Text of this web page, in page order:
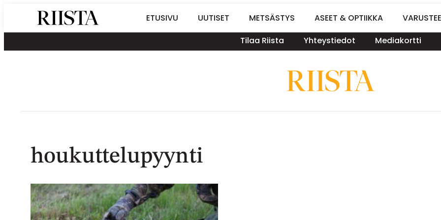
sisältöön
Riistalehti.fi
Metsästyksen
erikoislehti
ETUSIVU UUTISET METSÄSTYS ASEET & OPTIIKKA
Tilaa Riista
Yhteystiedot Mediakortti
houkuttelupyynti